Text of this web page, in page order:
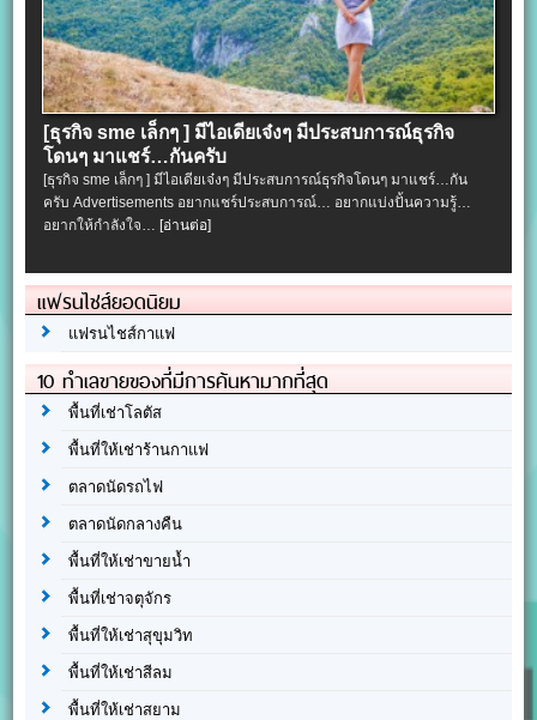
[ธุรกิจ sme เล็กๆ ] มีไอเดียเจ๋งๆ มีประสบการณ์ธุรกิจ
โดนๆ มาแชร์…กันครับ
[ธุรกิจ sme เล็กๆ ] มีไอเดียเจ๋งๆ มีประสบการณ์ธุรกิจโดนๆ มาแชร์…กัน
ครับ Advertisements อยากแชร์ประสบการณ์… อยากแบ่งปั้นความรู้…
อยากให้กำลังใจ…[อ่านต่อ]
แฟรนไชส์ยอดนิยม
แฟรนไชส์กาแฟ
10 ทำเลขายของที่มีการค้นหามากที่สุด
พื้นที่เช่าโลตัส
พื้นที่ให้เช่าร้านกาแฟ
ตลาดนัดรถไฟ
ตลาดนัดกลางคืน
พื้นที่ให้เช่าขายน้ำ
พื้นที่เช่าจตุจักร
พื้นที่ให้เช่าสุขุมวิท
พื้นที่ให้เช่าสีลม
พื้นที่ให้เช่าสยาม